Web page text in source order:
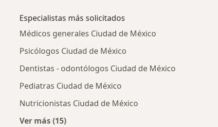
Especialistas más solicitados
Médicos generales Ciudad de México
Psicólogos Ciudad de México
Dentistas - odontólogos Ciudad de México
Pediatras Ciudad de México
Nutricionistas Ciudad de México
Ver más (15)